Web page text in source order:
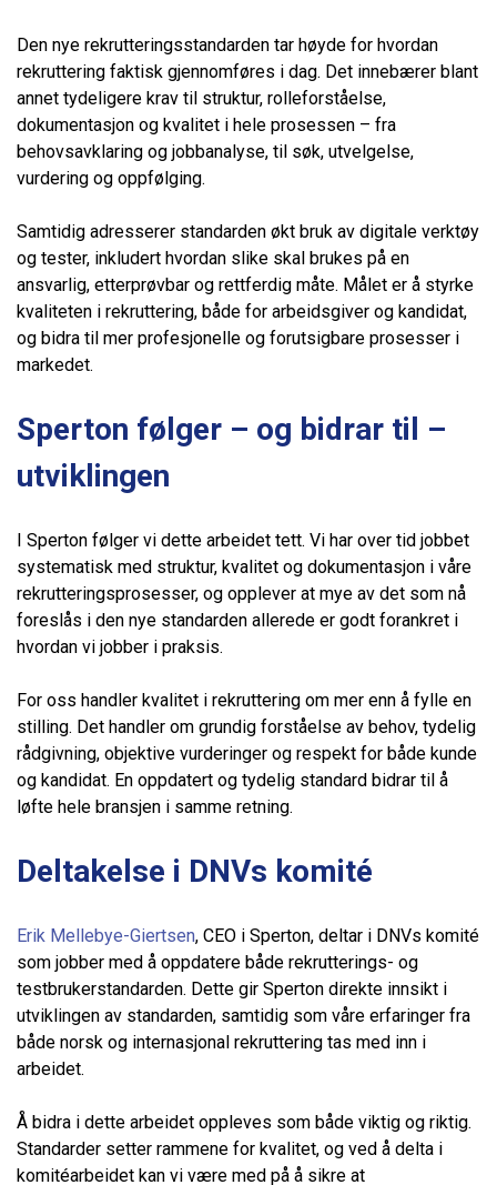
Den nye rekrutteringsstandarden tar høyde for hvordan
rekruttering faktisk gjennomføres i dag. Det innebærer blant
annet tydeligere krav til struktur, rolleforståelse,
dokumentasjon og kvalitet i hele prosessen – fra
behovsavklaring og jobbanalyse, til søk, utvelgelse,
vurdering og oppfølging.
Samtidig adresserer standarden økt bruk av digitale verktøy
og tester, inkludert hvordan slike skal brukes på en
ansvarlig, etterprøvbar og rettferdig måte. Målet er å styrke
kvaliteten i rekruttering, både for arbeidsgiver og kandidat,
og bidra til mer profesjonelle og forutsigbare prosesser i
markedet.
Sperton følger – og bidrar til –
utviklingen
I Sperton følger vi dette arbeidet tett. Vi har over tid jobbet
systematisk med struktur, kvalitet og dokumentasjon i våre
rekrutteringsprosesser, og opplever at mye av det som nå
foreslås i den nye standarden allerede er godt forankret i
hvordan vi jobber i praksis.
For oss handler kvalitet i rekruttering om mer enn å fylle en
stilling. Det handler om grundig forståelse av behov, tydelig
rådgivning, objektive vurderinger og respekt for både kunde
og kandidat. En oppdatert og tydelig standard bidrar til å
løfte hele bransjen i samme retning.
Deltakelse i DNVs komité
Erik Mellebye-Giertsen, CEO i Sperton, deltar i DNVs komité
som jobber med å oppdatere både rekrutterings- og
testbrukerstandarden. Dette gir Sperton direkte innsikt i
utviklingen av standarden, samtidig som våre erfaringer fra
både norsk og internasjonal rekruttering tas med inn i
arbeidet.
Å bidra i dette arbeidet oppleves som både viktig og riktig.
Standarder setter rammene for kvalitet, og ved å delta i
komitéarbeidet kan vi være med på å sikre at